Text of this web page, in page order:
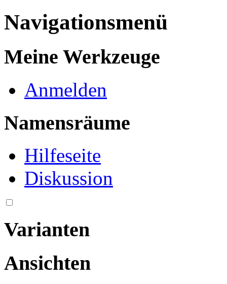
Navigationsmenü
Meine Werkzeuge
Anmelden
Namensräume
Hilfeseite
Diskussion
Varianten
Ansichten